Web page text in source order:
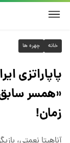
خانه چهره ها
پاپاراتزی
«همسر
زمان!